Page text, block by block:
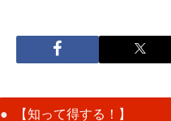
【知って得する！】